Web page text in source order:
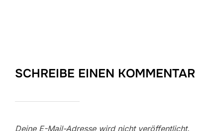
SCHREIBE EINEN KOMMENTAR
Deine E-Mail-Adresse wird nicht veröffentlicht.